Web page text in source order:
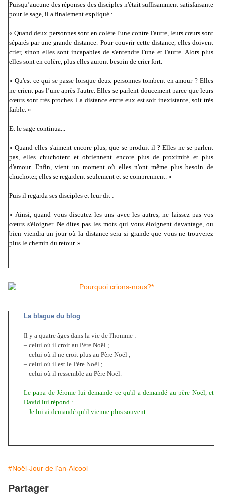
Puisqu’aucune des réponses des disciples n'était suffisamment satisfaisante
pour le sage, il a finalement expliqué :
« Quand deux personnes sont en colère l'une contre l'autre, leurs cœurs sont
séparés par une grande distance. Pour couvrir cette distance, elles doivent
crier, sinon elles sont incapables de s'entendre l'une et l'autre. Alors plus
elles sont en colère, plus elles auront besoin de crier fort.
« Qu'est-ce qui se passe lorsque deux personnes tombent en amour ? Elles
ne crient pas l’une après l'autre. Elles se parlent doucement parce que leurs
cœurs sont très proches. La distance entre eux est soit inexistante, soit très
faible. »
Et le sage continua...
« Quand elles s'aiment encore plus, que se produit-il ? Elles ne se parlent
pas, elles chuchotent et obtiennent encore plus de proximité et plus
d'amour. Enfin, vient un moment où elles n'ont même plus besoin de
chuchoter, elles se regardent seulement et se comprennent. »
Puis il regarda ses disciples et leur dit :
« Ainsi, quand vous discutez les uns avec les autres, ne laissez pas vos
cœurs s'éloigner. Ne dites pas les mots qui vous éloignent davantage, ou
bien viendra un jour où la distance sera si grande que vous ne trouverez
plus le chemin du retour. »
La blague du blog
Il y a quatre âges dans la vie de l'homme :
– celui où il croit au Père Noël ;
– celui où il ne croit plus au Père Noël ;
– celui où il est le Père Noël ;
– celui où il ressemble au Père Noël.
Le papa de Jérome lui demande ce qu'il a demandé au père Noël, et
David lui répond :
– Je lui ai demandé qu'il vienne plus souvent...
#Noël-Jour de l'an-Alcool
Partager